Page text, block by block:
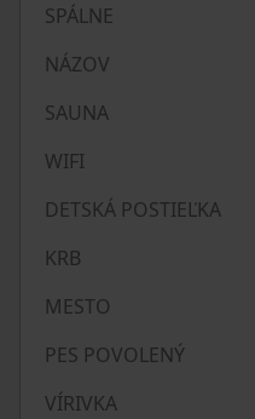
SPÁLNE
NÁZOV
SAUNA
WIFI
DETSKÁ POSTIEĽKA
KRB
MESTO
PES POVOLENÝ
VÍRIVKA